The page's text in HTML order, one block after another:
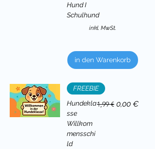
Hund I
Schulhund
inkl. MwSt.
in den Warenkorb
FREEBIE
Hundekla
sse
Willkom
mensschi
ld
Standardpreis
1,99 € Sale-Preis
0,00 €